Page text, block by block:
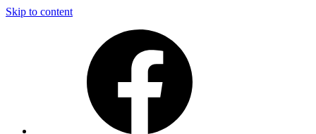
Skip to content